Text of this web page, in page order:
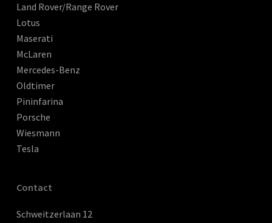
Land Rover/Range Rover
Lotus
Maserati
McLaren
Mercedes-Benz
Oldtimer
Pininfarina
Porsche
Wiesmann
Tesla
Contact
Schweitzerlaan 12